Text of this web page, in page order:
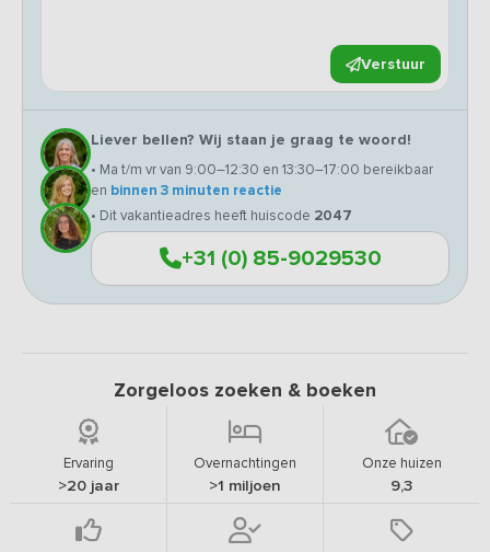
Verstuur
Liever bellen? Wij staan je graag te woord!
• Ma t/m vr van 9:00–12:30 en 13:30–17:00 bereikbaar
en binnen 3 minuten reactie
• Dit vakantieadres heeft huiscode 2047
+31 (0) 85-9029530
Zorgeloos zoeken & boeken
Ervaring
>20 jaar
Overnachtingen
>1 miljoen
Onze huizen
9,3